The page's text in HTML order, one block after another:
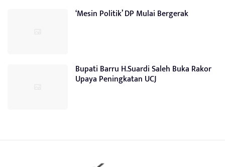
‘Mesin Politik’ DP Mulai Bergerak
Bupati Barru H.Suardi Saleh Buka Rakor
Upaya Peningkatan UCJ